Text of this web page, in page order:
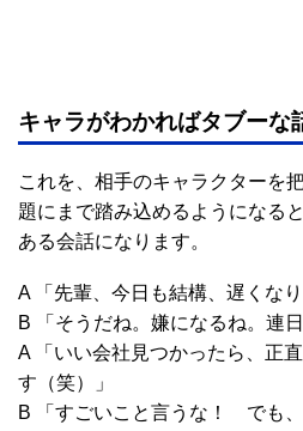
キャラがわかればタブーな
これを、相手のキャラクターを
題にまで踏み込めるようになる
ある会話になります。
A 「先輩、今日も結構、遅くなり
B 「そうだね。嫌になるね。連日
A 「いい会社見つかったら、正
す（笑）」
B 「すごいこと言うな！ でも